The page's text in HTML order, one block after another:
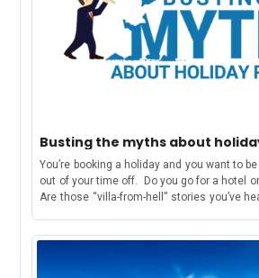
Busting the myths about
You’re booking a holiday and you want to
out of your time off. Do you go for a hotel
Are those “villa-from-hell” stories you’ve
arranged by the Vacation Rental
spread awareness about the positive